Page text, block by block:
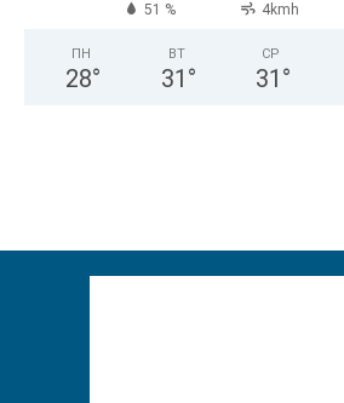
51 % 4kmh
ПН
28°
ВТ
31 °
СР
31 °